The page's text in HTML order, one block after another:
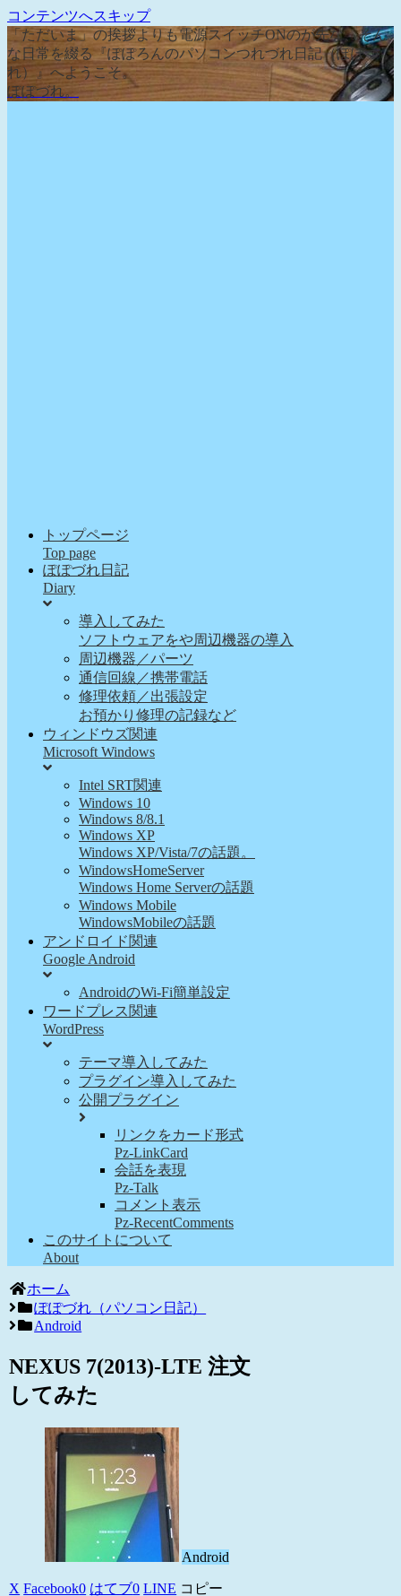
コンテンツへスキップ
「ただいま」の挨拶よりも電源スイッチONのが先な、そん
な日常を綴る『ぽぽろんのパソコンつれづれ日記（ぽぽづ
れ）』へようこそ。
ぽぽづれ。
トップページ
Top page
ぽぽづれ日記
Diary
導入してみた
ソフトウェアをや周辺機器の導入
周辺機器／パーツ
通信回線／携帯電話
修理依頼／出張設定
お預かり修理の記録など
ウィンドウズ関連
Microsoft Windows
Intel SRT関連
Windows 10
Windows 8/8.1
Windows XP
Windows XP/Vista/7の話題。
WindowsHomeServer
Windows Home Serverの話題
Windows Mobile
WindowsMobileの話題
アンドロイド関連
Google Android
AndroidのWi-Fi簡単設定
ワードプレス関連
WordPress
テーマ導入してみた
プラグイン導入してみた
公開プラグイン
リンクをカード形式
Pz-LinkCard
会話を表現
Pz-Talk
コメント表示
Pz-RecentComments
このサイトについて
About
ホーム
ぽぽづれ（パソコン日記）
Android
NEXUS 7(2013)-LTE 注文
してみた
Android
X Facebook0 はてブ0 LINE コピー